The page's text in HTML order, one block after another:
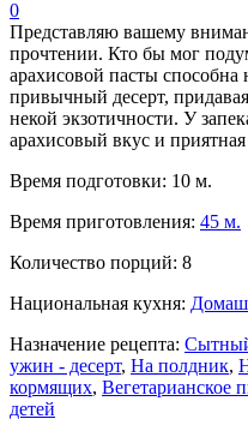
0
Представляю вашему
прочтении. Кто бы мог
арахисовой пасты способна
привычный десерт,
некой экзотичности. У
арахисовый вкус и
Время подготовки: 10 м.
Время приготовления: 45 м.
Количество порций: 8
Национальная кухня:
Назначение рецепта:
ужин - десерт, На полдник,
кормящих, Вегетарианское
детей